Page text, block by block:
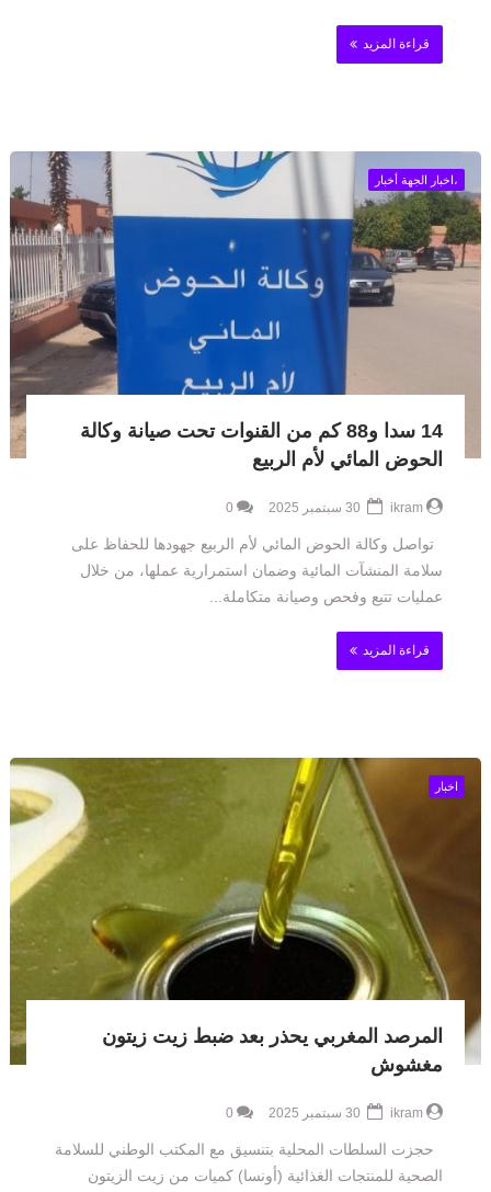
قراءة المزيد
،اخبار الجهة أخبار
14 سدا و88 كم من القنوات تحت صيانة وكالة
الحوض المائي لأم الربيع
ikram
0
تواصل وكالة الحوض المائي لأم الربيع جهودها للحفاظ على
سلامة المنشآت المائية وضمان استمرارية عملها، من خلال
عمليات تتبع وفحص وصيانة متكاملة...
قراءة المزيد
اخبار
المرصد المغربي يحذر بعد ضبط زيت زيتون
مغشوش
ikram
0
حجزت السلطات المحلية بتنسيق مع المكتب الوطني للسلامة
الصحية للمنتجات الغذائية (أونسا) كميات من زيت الزيتون